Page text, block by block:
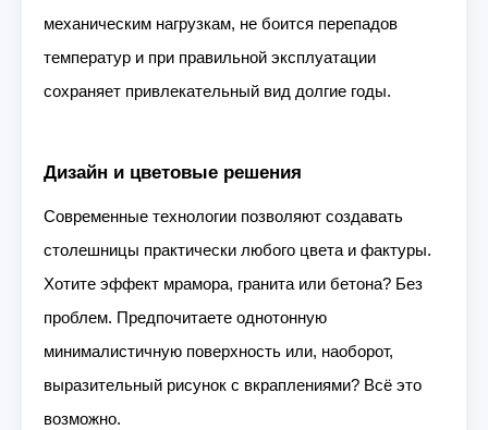
механическим нагрузкам, не боится перепадов
температур и при правильной эксплуатации
сохраняет привлекательный вид долгие годы.
Дизайн и цветовые решения
Современные технологии позволяют создавать
столешницы практически любого цвета и фактуры.
Хотите эффект мрамора, гранита или бетона? Без
проблем. Предпочитаете однотонную
минималистичную поверхность или, наоборот,
выразительный рисунок с вкраплениями? Всё это
возможно.